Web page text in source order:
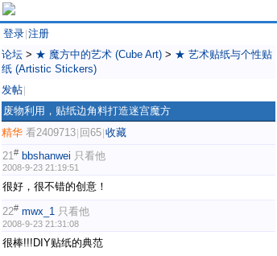
登录 注册
论坛 > ★ 魔方中的艺术 (Cube Art) > ★ 艺术贴纸与个性贴
纸 (Artistic Stickers)
发帖
废物利用，贴纸边角料打造迷宫魔方
精华 看2409713 回65 收藏
21# bbshanwei 只看他
2008-9-23 21:19:51
很好，很不错的创意！
22# mwx_1 只看他
2008-9-23 21:31:08
很棒!!!DIY贴纸的典范